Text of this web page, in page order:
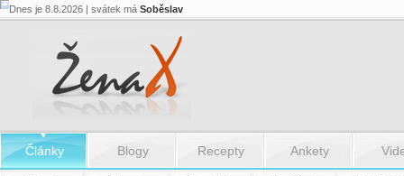
Dnes je 8.8.2026 | svátek má Soběslav
Články Blogy Recepty Ankety